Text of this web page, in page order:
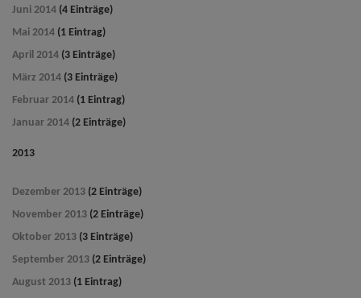
Juni 2014 (4 Einträge)
Mai 2014 (1 Eintrag)
April 2014 (3 Einträge)
März 2014 (3 Einträge)
Februar 2014 (1 Eintrag)
Januar 2014 (2 Einträge)
2013
Dezember 2013 (2 Einträge)
November 2013 (2 Einträge)
Oktober 2013 (3 Einträge)
September 2013 (2 Einträge)
August 2013 (1 Eintrag)